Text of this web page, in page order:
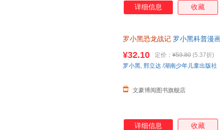
详细信息 收藏
罗小黑恐龙战记 罗小黑科普漫
知识点。搭配化石实景指南，
前冒险之旅吧。
¥32.10 定价： ¥59.80 (5.37折)
文豪博阅图书旗舰店
罗小黑, 邢立达 /湖南少年儿童出版社
详细信息 收藏